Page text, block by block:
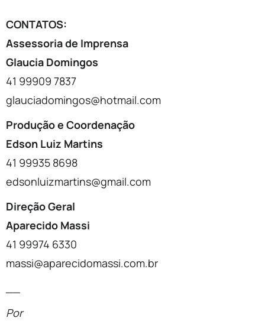
CONTATOS:
Assessoria de Imprensa
Glaucia Domingos
41 99909 7837
glauciadomingos@hotmail.com
Produção e Coordenação
Edson Luiz Martins
41 99935 8698
edsonluizmartins@gmail.com
Direção Geral
Aparecido Massi
41 99974 6330
massi@aparecidomassi.com.br
Por